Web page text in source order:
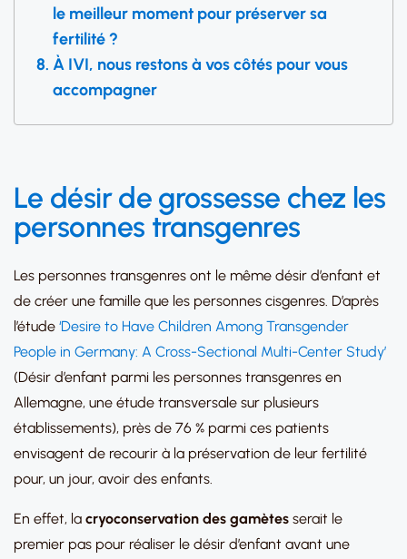
le meilleur moment pour préserver sa
fertilité ?
À IVI, nous restons à vos côtés pour vous
accompagner
Le désir de grossesse chez les
personnes transgenres
Les personnes transgenres ont le même désir d’enfant et
de créer une famille que les personnes cisgenres. D’après
l’étude ‘Desire to Have Children Among Transgender
People in Germany: A Cross-Sectional Multi-Center Study’
(Désir d’enfant parmi les personnes transgenres en
Allemagne, une étude transversale sur plusieurs
établissements), près de 76 % parmi ces patients
envisagent de recourir à la préservation de leur fertilité
pour, un jour, avoir des enfants.
En effet, la cryoconservation des gamètes serait le
premier pas pour réaliser le désir d’enfant avant une